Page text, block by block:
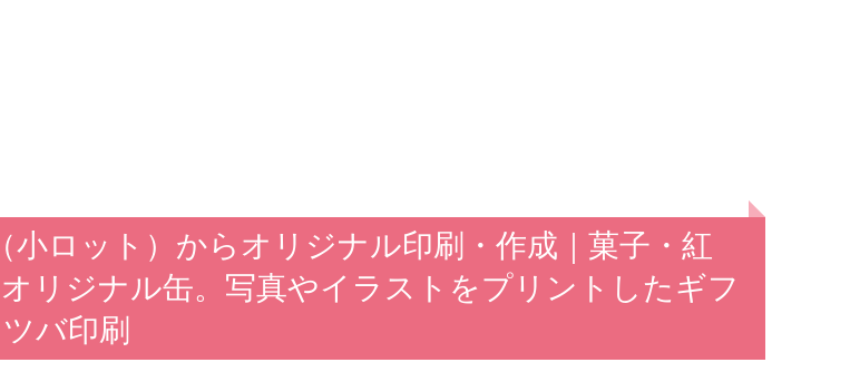
小ロット）からオリジナル印刷・作成｜菓子・紅
リジナル缶。写真やイラストをプリントしたギフ
バ印刷